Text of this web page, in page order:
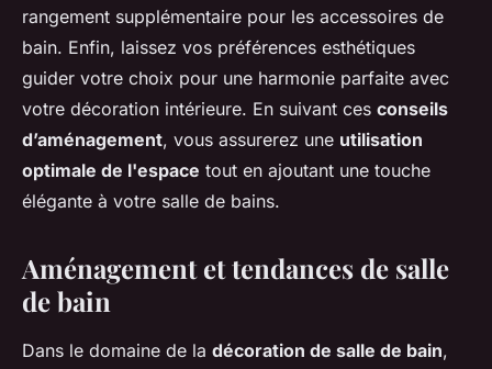
rangement supplémentaire pour les accessoires de
bain. Enfin, laissez vos préférences esthétiques
guider votre choix pour une harmonie parfaite avec
votre décoration intérieure. En suivant ces conseils
d’aménagement, vous assurerez une utilisation
optimale de l'espace tout en ajoutant une touche
élégante à votre salle de bains.
Aménagement et tendances de salle
de bain
Dans le domaine de la décoration de salle de bain,